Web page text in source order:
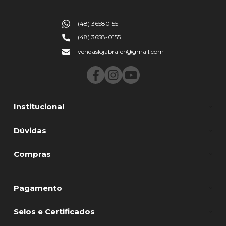
Institucional
Dúvidas
Compras
(48) 36580155
(48) 3658-0155
vendaslojabrafer@gmail.com
Pagamento
Selos e Certificados